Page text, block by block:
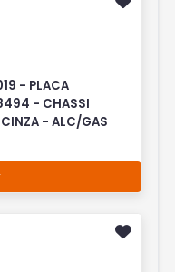
- PLACA
- CHASSI
- ALC/GAS